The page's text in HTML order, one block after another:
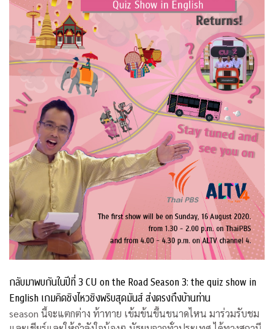
กลับมาพบกันในปีที่ 3 CU on the Road Season 3: the quiz show in
English เกมคิดชิงไหวชิงพริบสุดมันส์ ส่งตรงถึงบ้านท่าน
season นี้จะแตกต่าง ท้าทาย เข้มข้นขึ้นขนาดไหน มาร่วมรับชม